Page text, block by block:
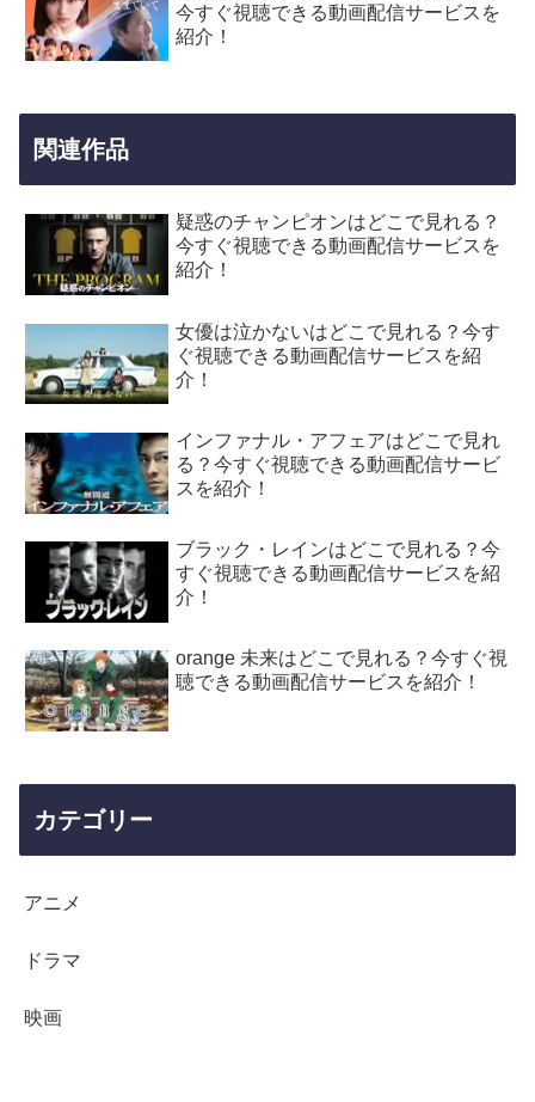
今すぐ視聴できる動画配信サービスを
紹介！
関連作品
疑惑のチャンピオンはどこで見れる？
今すぐ視聴できる動画配信サービスを
紹介！
女優は泣かないはどこで見れる？今す
ぐ視聴できる動画配信サービスを紹
介！
インファナル・アフェアはどこで見れ
る？今すぐ視聴できる動画配信サービ
スを紹介！
ブラック・レインはどこで見れる？今
すぐ視聴できる動画配信サービスを紹
介！
orange 未来はどこで見れる？今すぐ視
聴できる動画配信サービスを紹介！
カテゴリー
アニメ
ドラマ
映画